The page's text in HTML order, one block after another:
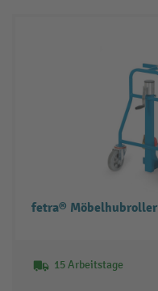
fetra® Möbelhubroller
15 Arbeitstage